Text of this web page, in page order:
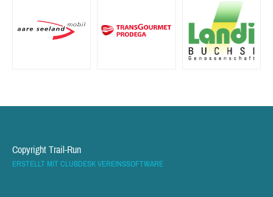
Copyright Trail-Run
ERSTELLT MIT CLUBDESK VEREINSSOFTWARE